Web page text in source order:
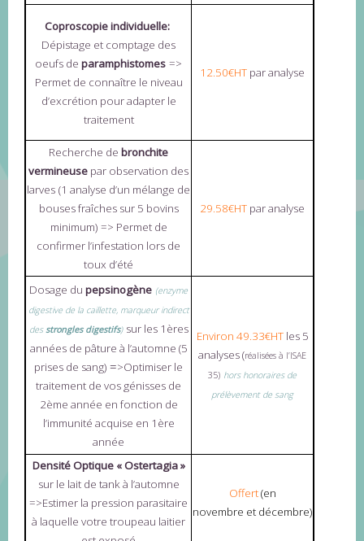
Coproscopie individuelle:
Dépistage et comptage des
oeufs de paramphistomes =>
Permet de connaître le niveau
d’excrétion pour adapter le
traitement
12.50€HT par analyse
Recherche de bronchite
vermineuse par observation des
larves (1 analyse d’un mélange de
bouses fraîches sur 5 bovins
minimum) => Permet de
confirmer l’infestation lors de
toux d’été
29.58€HT par analyse
Dosage du pepsinogène (enzyme
digestive de la caillette, marqueur indirect
desstrongles digestifs) sur les 1ères
années de pâture à l’automne (5
prises de sang) =>Optimiser le
traitement de vos génisses de
2ème année en fonction de
l’immunité acquise en 1ère
année
Environ 49.33€HTles 5
analyses (réalisées à l’ISAE
35) hors honoraires de
prélèvement de sang
Densité Optique « Ostertagia »
sur le lait de tank à l’automne
=>Estimer la pression parasitaire
à laquelle votre troupeau laitier
Offert(en
novembre et décembre)